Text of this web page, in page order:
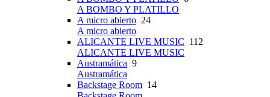
A BOMBO Y PLATILLO
A micro abierto 24
A micro abierto
ALICANTE LIVE MUSIC 112
ALICANTE LIVE MUSIC
Austramática 9
Austramática
Backstage Room 14